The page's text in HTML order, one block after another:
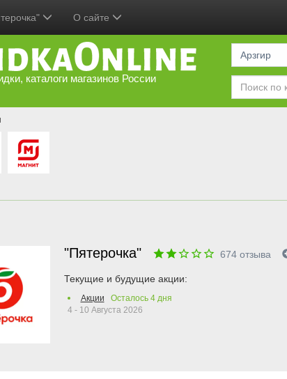
О сайте
каталоги магазинов России
Арзгир
"Пятерочка" 674отзыва
Текущие и будущие акции:
Акции Осталось 4дня
4 - 10 Августа 2026